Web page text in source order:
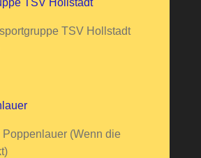
TSV Hollstadt
(Wenn die